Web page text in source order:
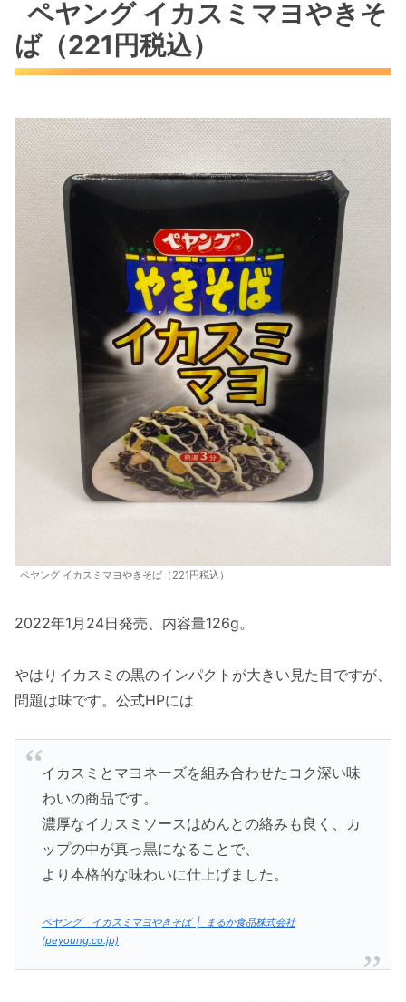
ペヤング イカスミマヨやきそ
ば（221円税込）
ペヤング イカスミマヨやきそば（221円税込）
2022年1月24日発売、内容量126g。
やはりイカスミの黒のインパクトが大きい見た目ですが、
問題は味です。公式HPには
イカスミとマヨネーズを組み合わせたコク深い味
わいの商品です。
濃厚なイカスミソースはめんとの絡みも良く、カ
ップの中が真っ黒になることで、
より本格的な味わいに仕上げました。
ペヤング イカスミマヨやきそば | まるか食品株式会社
(peyoung.co.jp)